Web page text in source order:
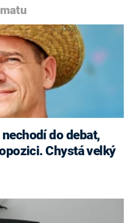
do debat,
Chystá velký